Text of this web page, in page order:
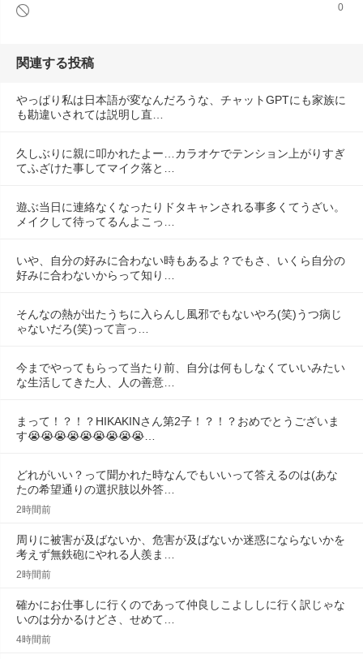
0
関連する投稿
やっぱり私は日本語が変なんだろうな、チャットGPTにも家族に
も勘違いされては説明し直…
久しぶりに親に叩かれたよー…カラオケでテンション上がりすぎ
てふざけた事してマイク落と…
遊ぶ当日に連絡なくなったりドタキャンされる事多くてうざい。
メイクして待ってるんよこっ…
いや、自分の好みに合わない時もあるよ？でもさ、いくら自分の
好みに合わないからって知り…
そんなの熱が出たうちに入らんし風邪でもないやろ(笑)うつ病じ
ゃないだろ(笑)って言っ…
今までやってもらって当たり前、自分は何もしなくていいみたい
な生活してきた人、人の善意…
まって！？！？HIKAKINさん第2子！？！？おめでとうございま
す😭😭😭😭😭😭😭😭😭…
どれがいい？って聞かれた時なんでもいいって答えるのは(あな
たの希望通りの選択肢以外答…
2時間前
周りに被害が及ばないか、危害が及ばないか迷惑にならないかを
考えず無鉄砲にやれる人羨ま…
2時間前
確かにお仕事しに行くのであって仲良しこよししに行く訳じゃな
いのは分かるけどさ、せめて…
4時間前